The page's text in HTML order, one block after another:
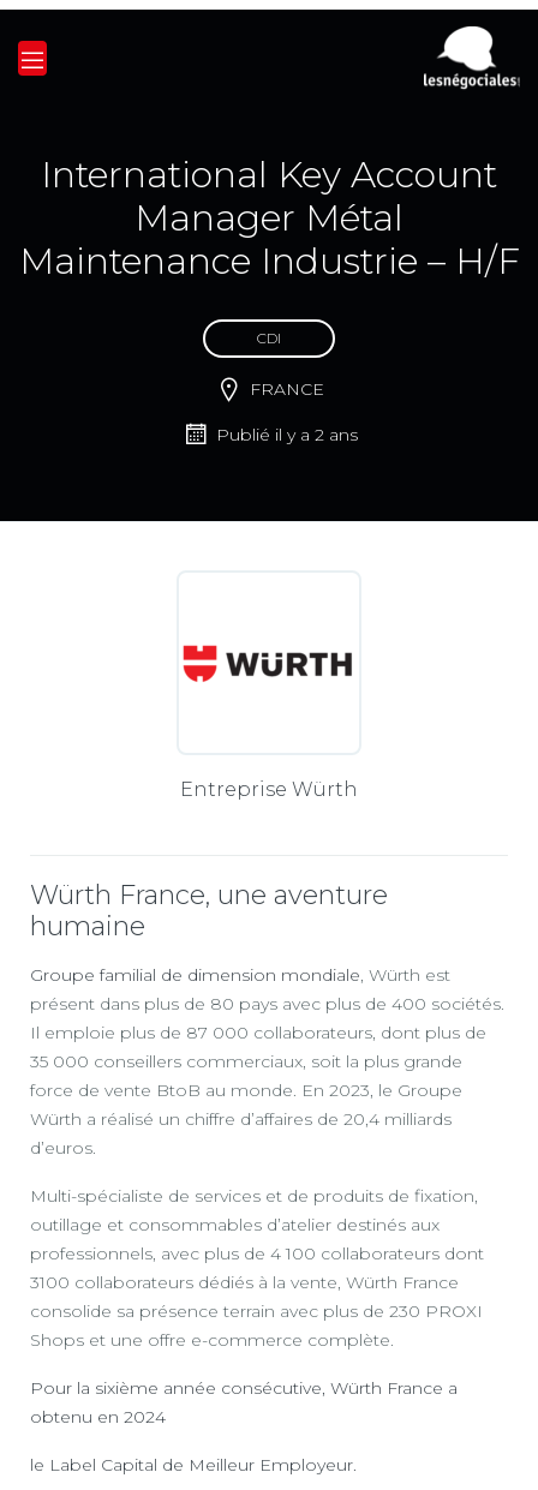
International Key Account
Manager Métal
Maintenance Industrie – H/F
CDI
FRANCE
Publié il y a 2 ans
Entreprise Würth
Würth France, une aventure
humaine
Groupe familial de dimension mondiale, Würth est
présent dans plus de 80 pays avec plus de 400 sociétés.
Il emploie plus de 87 000 collaborateurs, dont plus de
35 000 conseillers commerciaux, soit la plus grande
force de vente BtoB au monde. En 2023, le Groupe
Würth a réalisé un chiffre d’affaires de 20,4 milliards
d’euros.
Multi-spécialiste de services et de produits de fixation,
outillage et consommables d’atelier destinés aux
professionnels, avec plus de 4 100 collaborateurs dont
3100 collaborateurs dédiés à la vente, Würth France
consolide sa présence terrain avec plus de 230 PROXI
Shops et une offre e-commerce complète.
Pour la sixième année consécutive, Würth France a
obtenu en 2024
le Label Capital de Meilleur Employeur.